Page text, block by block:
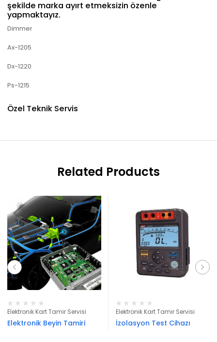
şekilde marka ayırt etmeksizin özenle
yapmaktayız.
Dimmer
Ax-1205
Dx-1220
Ps-1215
Özel Teknik Servis
Related Products
Elektronik Kart Tamir Servisi
Elektronik Beyin Tamiri
Elektronik Kart Tamir Servisi
İzolasyon Test Cihazı